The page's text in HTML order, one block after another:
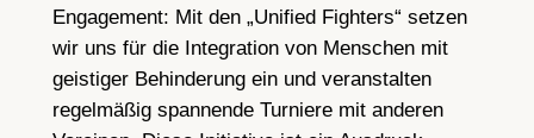
Engagement: Mit den „Unified Fighters“ setzen
wir uns für die Integration von Menschen mit
geistiger Behinderung ein und veranstalten
regelmäßig spannende Turniere mit anderen